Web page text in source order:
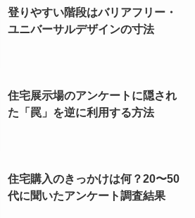
登りやすい階段はバリアフリー・
ユニバーサルデザインの寸法
住宅展示場のアンケートに隠され
た「罠」を逆に利用する方法
住宅購入のきっかけは何？20〜50
代に聞いたアンケート調査結果